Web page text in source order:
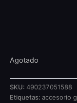
Agotado
SKU: 490237051588
Etiquetas: accesorio